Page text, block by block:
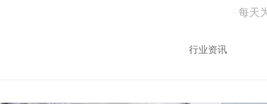
每天
行业资讯